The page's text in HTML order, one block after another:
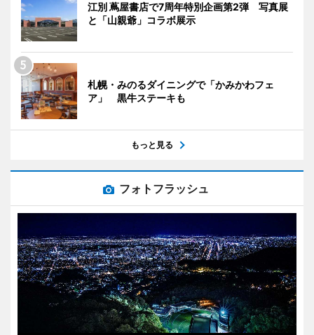
江別 蔦屋書店で7周年特別企画第2弾 写真展
と「山親爺」コラボ展示
札幌・みのるダイニングで「かみかわフェ
ア」 黒牛ステーキも
もっと見る
フォトフラッシュ